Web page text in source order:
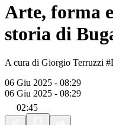
Arte, forma
storia di
A cura di Giorgio Terruzzi
06 Giu 2025 - 08:29
06 Giu 2025 - 08:29
02:45